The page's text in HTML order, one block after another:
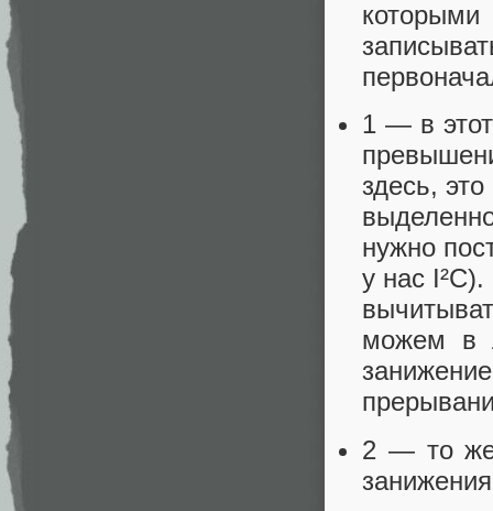
1 — в
здесь,
нужно
у нас
можем в
2 — то же